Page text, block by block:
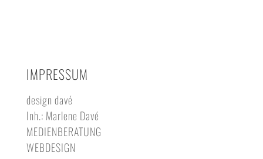
IMPRESSUM
design davé
Inh.: Marlene Davé
MEDIENBERATUNG
WEBDESIGN